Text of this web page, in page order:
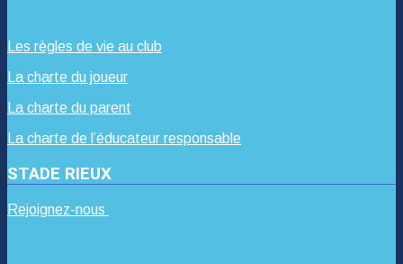
Les règles de vie au club
La charte du joueur
La charte du parent
La charte de l’éducateur responsable
STADE RIEUX
Rejoignez-nous